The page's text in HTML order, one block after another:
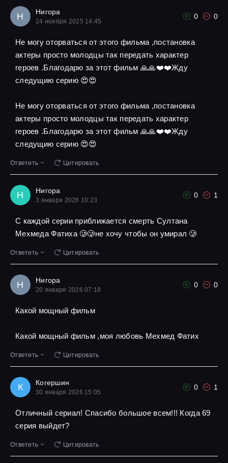
Н Нигора
24 ноября 2025 14:45
0 0
Не могу оторваться от этого фильма ,постановка
актеры просто молодцы так передать характер
героев .Благодарю за этот фильм 🙏🙏❤️❤️Жду
следущию серию 😍😍
Не могу оторваться от этого фильма ,постановка
актеры просто молодцы так передать характер
героев .Благодарю за этот фильм 🙏🙏❤️❤️Жду
следущию серию 😍😍
Ответить Цитировать
Н Нигора
3 января 2026 10:23
0 1
С каждой серии приближается смерть Султана
Мехмеда Фатиха 🥲🥲не хочу чтобы он умирал 🥲
Ответить Цитировать
Н Нигора
20 января 2026 07:18
0 0
Какой мощный фильм
Какой мощный фильм ,моя любовь Мехмед Фатих
Ответить Цитировать
К Когершин
30 января 2026 15:05
0 1
Отличный сериал! Спасибо большое всем!!! Когда 69
серия выйдет?
Ответить Цитировать